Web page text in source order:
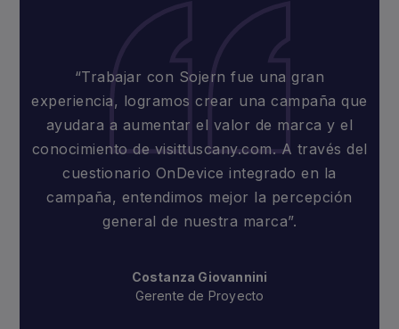
“Trabajar con Sojern fue una gran
experiencia, logramos crear una campaña que
ayudara a aumentar el valor de marca y el
conocimiento de visittuscany.com. A través del
cuestionario OnDevice integrado en la
campaña, entendimos mejor la percepción
general de nuestra marca”.
Costanza Giovannini
Gerente de Proyecto